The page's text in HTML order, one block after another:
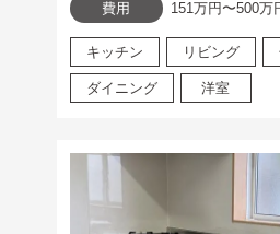
費用 151万円〜500万
キッチン リビング
ダイニング 洋室